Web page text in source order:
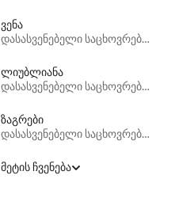
ვენა
დასასვენებელი საცხოვრებლები
ლიუბლიანა
დასასვენებელი საცხოვრებლები
ზაგრები
დასასვენებელი საცხოვრებლები
მეტის ჩვენება